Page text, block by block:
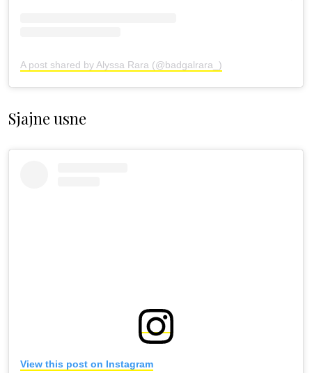
A post shared by Alyssa Rara (@badgalrara_)
Sjajne usne
View this post on Instagram